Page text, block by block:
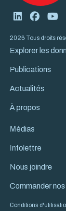
2026 Tous droits
Explorer les
Publications
Actualités
À propos
Médias
Infolettre
Nous joindre
Commander
Conditions